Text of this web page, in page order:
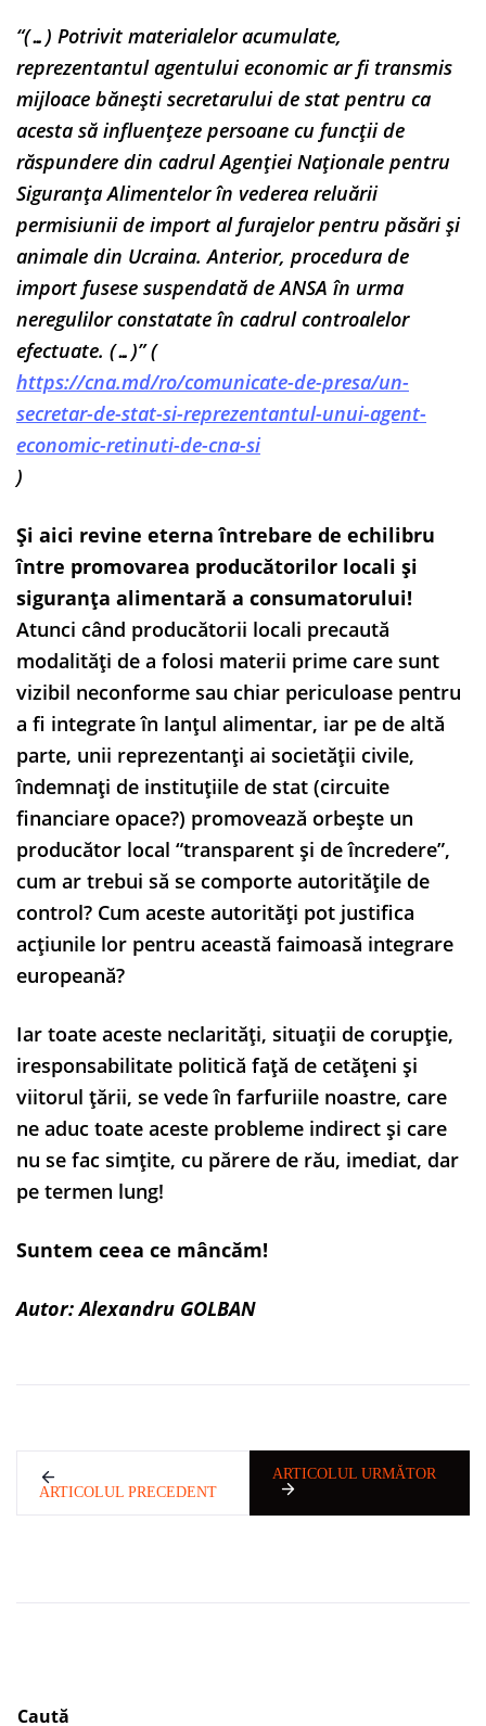
“(…) Potrivit materialelor acumulate,
reprezentantul agentului economic ar fi transmis
mijloace bănești secretarului de stat pentru ca
acesta să influențeze persoane cu funcții de
răspundere din cadrul Agenției Naționale pentru
Siguranța Alimentelor în vederea reluării
permisiunii de import al furajelor pentru păsări și
animale din Ucraina. Anterior, procedura de
import fusese suspendată de ANSA în urma
neregulilor constatate în cadrul controalelor
efectuate. (…)” (
https://cna.md/ro/comunicate-de-presa/un-
secretar-de-stat-si-reprezentantul-unui-agent-
economic-retinuti-de-cna-si
)
Și aici revine eterna întrebare de echilibru
între promovarea producătorilor locali și
siguranța alimentară a consumatorului!
Atunci când producătorii locali precaută
modalități de a folosi materii prime care sunt
vizibil neconforme sau chiar periculoase pentru
a fi integrate în lanțul alimentar, iar pe de altă
parte, unii reprezentanți ai societății civile,
îndemnați de instituțiile de stat (circuite
financiare opace?) promovează orbește un
producător local “transparent și de încredere”,
cum ar trebui să se comporte autoritățile de
control? Cum aceste autorități pot justifica
acțiunile lor pentru această faimoasă integrare
europeană?
Iar toate aceste neclarități, situații de corupție,
iresponsabilitate politică față de cetățeni și
viitorul țării, se vede în farfuriile noastre, care
ne aduc toate aceste probleme indirect și care
nu se fac simțite, cu părere de rău, imediat, dar
pe termen lung!
Suntem ceea ce mâncăm!
Autor: Alexandru GOLBAN
ARTICOLUL PRECEDENT
ARTICOLUL URMĂTOR
Caută